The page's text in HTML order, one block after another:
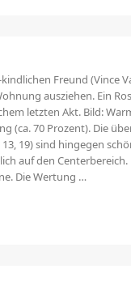
Freund (Vince
ausziehen. Ein
letzten Akt. Bild:
(ca. 70 Prozent). Die
19) sind hingegen
auf den
Die Wertung …